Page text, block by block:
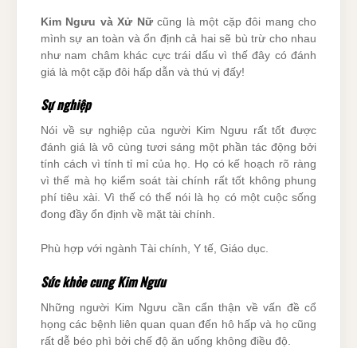
Kim Ngưu và Xử Nữcũng là một cặp đôi mang cho
mình sự an toàn và ổn định cả hai sẽ bù trừ cho nhau
như nam châm khác cực trái dấu vì thế đây có đánh
giá là một cặp đôi hấp dẫn và thú vị đấy!
Sự nghiệp
Nói về sự nghiệp của người Kim Ngưu rất tốt được
đánh giá là vô cùng tươi sáng một phần tác động bởi
tính cách vì tính tỉ mỉ của họ. Họ có kế hoạch rõ ràng
vì thế mà họ kiểm soát tài chính rất tốt không phung
phí tiêu xài. Vì thế có thể nói là họ có một cuộc sống
đong đầy ổn định về mặt tài chính.
Phù hợp với ngành Tài chính, Y tế, Giáo dục.
Sức khỏe cung Kim Ngưu
Những người Kim Ngưu cần cẩn thận về vấn đề cổ
họng các bệnh liên quan quan đến hô hấp và họ cũng
rất dễ béo phì bởi chế độ ăn uống không điều độ.